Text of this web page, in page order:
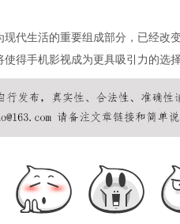
现代生活的重要组成部分，已经改
使得手机影视成为更具吸引力的选